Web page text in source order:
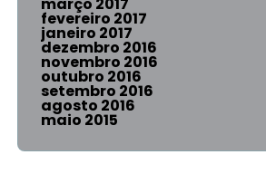
fevereiro 2017
janeiro 2017
dezembro 2016
novembro 2016
outubro 2016
setembro 2016
agosto 2016
maio 2015